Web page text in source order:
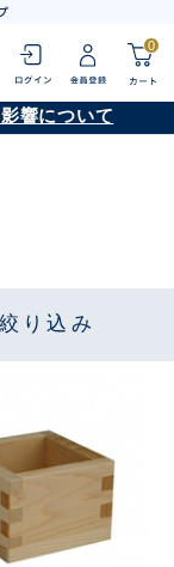
0
響について
絞り込み